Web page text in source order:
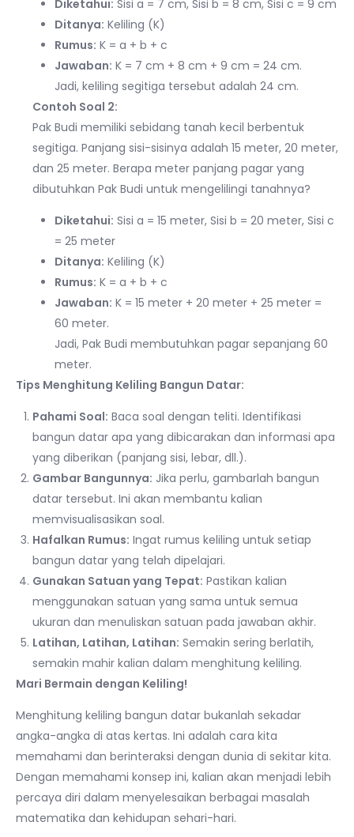
Diketahui: Sisi a = 7 cm, Sisi b = 8 cm, Sisi c = 9 cm
Ditanya: Keliling (K)
Rumus: K = a + b + c
Jawaban: K = 7 cm + 8 cm + 9 cm = 24 cm.
Jadi, keliling segitiga tersebut adalah 24 cm.
Contoh Soal 2:
Pak Budi memiliki sebidang tanah kecil berbentuk
segitiga. Panjang sisi-sisinya adalah 15 meter, 20 meter,
dan 25 meter. Berapa meter panjang pagar yang
dibutuhkan Pak Budi untuk mengelilingi tanahnya?
Diketahui: Sisi a = 15 meter, Sisi b = 20 meter, Sisi c
= 25 meter
Ditanya: Keliling (K)
Rumus: K = a + b + c
Jawaban: K = 15 meter + 20 meter + 25 meter =
60 meter.
Jadi, Pak Budi membutuhkan pagar sepanjang 60
meter.
Tips Menghitung Keliling Bangun Datar:
Pahami Soal: Baca soal dengan teliti. Identifikasi
bangun datar apa yang dibicarakan dan informasi apa
yang diberikan (panjang sisi, lebar, dll.).
Gambar Bangunnya: Jika perlu, gambarlah bangun
datar tersebut. Ini akan membantu kalian
memvisualisasikan soal.
Hafalkan Rumus: Ingat rumus keliling untuk setiap
bangun datar yang telah dipelajari.
Gunakan Satuan yang Tepat: Pastikan kalian
menggunakan satuan yang sama untuk semua
ukuran dan menuliskan satuan pada jawaban akhir.
Latihan, Latihan, Latihan: Semakin sering berlatih,
semakin mahir kalian dalam menghitung keliling.
Mari Bermain dengan Keliling!
Menghitung keliling bangun datar bukanlah sekadar
angka-angka di atas kertas. Ini adalah cara kita
memahami dan berinteraksi dengan dunia di sekitar kita.
Dengan memahami konsep ini, kalian akan menjadi lebih
percaya diri dalam menyelesaikan berbagai masalah
matematika dan kehidupan sehari-hari.